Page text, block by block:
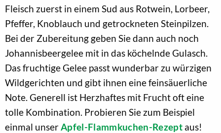
Fleisch zuerst in einem Sud aus Rotwein, Lorbeer,
Pfeffer, Knoblauch und getrockneten Steinpilzen.
Bei der Zubereitung geben Sie dann auch noch
Johannisbeergelee mit in das köchelnde Gulasch.
Das fruchtige Gelee passt wunderbar zu würzigen
Wildgerichten und gibt ihnen eine feinsäuerliche
Note. Generell ist Herzhaftes mit Frucht oft eine
tolle Kombination. Probieren Sie zum Beispiel
einmal unserApfel-Flammkuchen-Rezept aus!